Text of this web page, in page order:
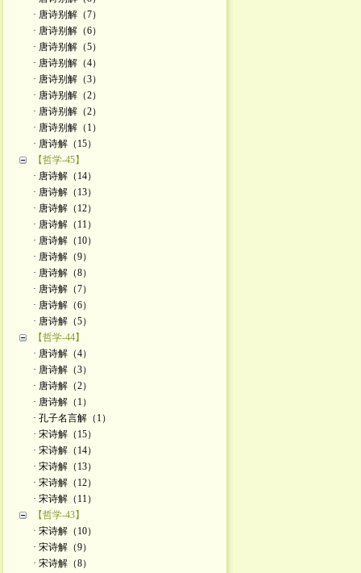
· 唐诗别解（7）
· 唐诗别解（6）
· 唐诗别解（5）
· 唐诗别解（4）
· 唐诗别解（3）
· 唐诗别解（2）
· 唐诗别解（2）
· 唐诗别解（1）
· 唐诗解（15）
【哲学-45】
· 唐诗解（14）
· 唐诗解（13）
· 唐诗解（12）
· 唐诗解（11）
· 唐诗解（10）
· 唐诗解（9）
· 唐诗解（8）
· 唐诗解（7）
· 唐诗解（6）
· 唐诗解（5）
【哲学-44】
· 唐诗解（4）
· 唐诗解（3）
· 唐诗解（2）
· 唐诗解（1）
· 孔子名言解（1）
· 宋诗解（15）
· 宋诗解（14）
· 宋诗解（13）
· 宋诗解（12）
· 宋诗解（11）
【哲学-43】
· 宋诗解（10）
· 宋诗解（9）
· 宋诗解（8）